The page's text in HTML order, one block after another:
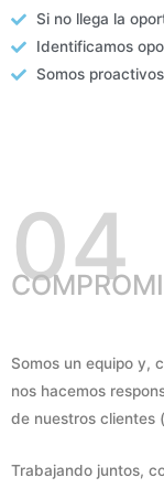
Si no llega la
Identificamos
Somos
04
Somos un equipo y,
nos hacemos
de nuestros clientes
Trabajando juntos,